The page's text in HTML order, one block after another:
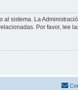
sistema. La
Por favor, lee